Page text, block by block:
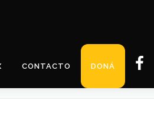
CONTACTO DONÁ